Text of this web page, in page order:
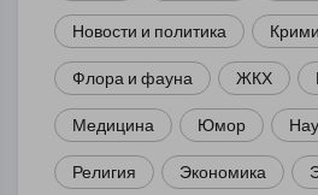
Новости и политика
Флора и фауна ЖКХ
Медицина Юмор
Религия Экономика